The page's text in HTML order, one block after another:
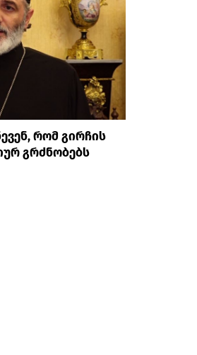
რომ გირჩის
გრძნობებს